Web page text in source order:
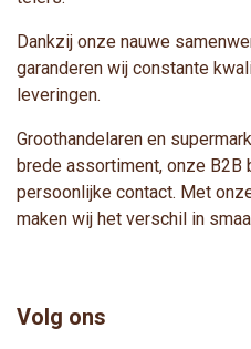
Dankzij onze nauwe
garanderen wij constante
leveringen.
Groothandelaren en
brede assortiment, onze B2B
persoonlijke contact. Met
maken wij het verschil in
Volg ons